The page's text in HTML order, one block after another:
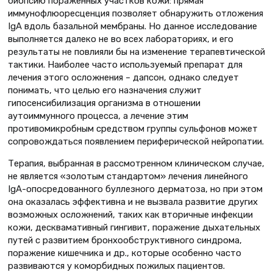
иммунофлюоресценция позволяет обнаружить отложения
IgA вдоль базальной мембраны. Но данное исследование
выполняется далеко не во всех лабораториях, и его
результаты не повлияли бы на изменение терапевтической
тактики. Наиболее часто используемый препарат для
лечения этого осложнения – дапсон, однако следует
понимать, что целью его назначения служит
гипосенсибилизация организма в отношении
аутоиммунного процесса, а лечение этим
противомикробным средством группы сульфонов может
сопровождаться появлением периферической нейропатии.
Терапия, выбранная в рассмотренном клиническом случае,
не является «золотым стандартом» лечения линейного
IgA-опосредованного буллезного дерматоза, но при этом
она оказалась эффективна и не вызвала развитие других
возможных осложнений, таких как вторичные инфекции
кожи, десквамативный гингивит, поражение дыхательных
путей с развитием бронхообструктивного синдрома,
поражение кишечника и др., которые особенно часто
развиваются у коморбидных пожилых пациентов.